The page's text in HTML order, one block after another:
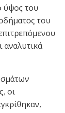
ύψος του
του
οι